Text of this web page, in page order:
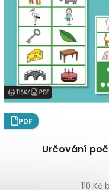
PDF
Určování
110 Kč